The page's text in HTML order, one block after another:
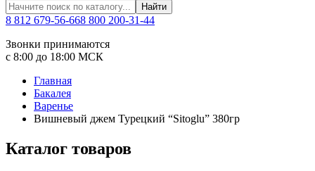
Найти
8 812 679-56-668 800 200-31-44
Звонки принимаются
с 8:00 до 18:00 МСК
Главная
Бакалея
Варенье
Вишневый джем Турецкий “Sitoglu” 380гр
Каталог товаров